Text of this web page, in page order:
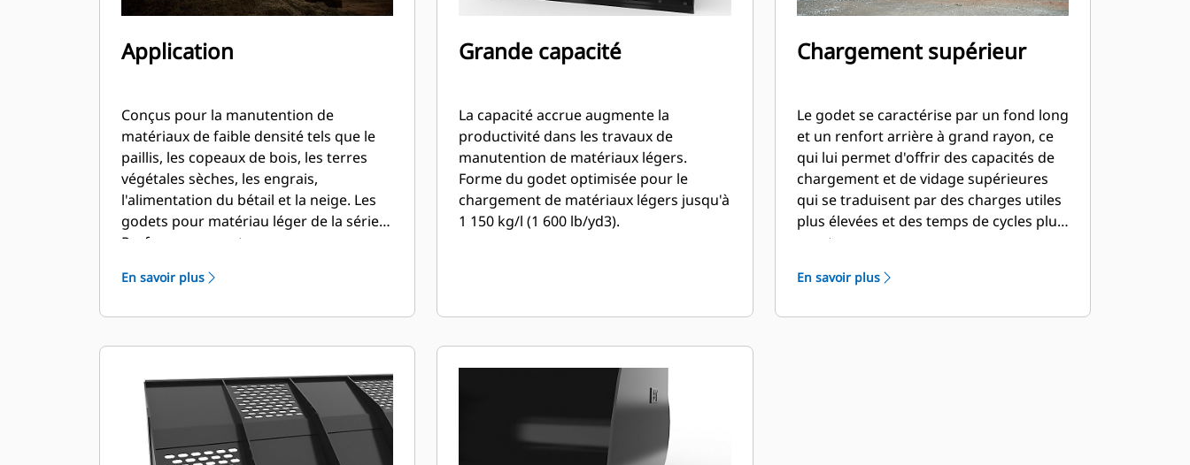
Application
Conçus pour la manutention de
matériaux de faible densité tels que le
paillis, les copeaux de bois, les terres
végétales sèches, les engrais,
l'alimentation du bétail et la neige. Les
godets pour matériau léger de la série
Performance sont conçus avec une
applications de matériaux de faible
etc. Ces applications nécessitent
généralement des forces d'arrachage
modérées à faibles. Le facteur de
remplissage pour les godets de la série
Performance permet d'obtenir une
capacité jusqu'à 115 % supérieure que
En savoir plus
Grande capacité
La capacité accrue augmente la
productivité dans les travaux de
manutention de matériaux légers.
Forme du godet optimisée pour le
chargement de matériaux légers jusqu'à
1 150 kg/l (1 600 lb/yd3).
Chargement supérieur
Le godet se caractérise par un fond long
et un renfort arrière à grand rayon, ce
qui lui permet d'offrir des capacités de
chargement et de vidage supérieures
qui se traduisent par des charges utiles
plus élevées et des temps de cycles plus
courts.
En savoir plus